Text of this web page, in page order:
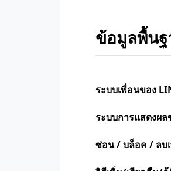
ข้อมูลพื้น
ระบบเพื่อนของ
ระบบการแสดงผ
ซ่อน / บล็อค / ลบ